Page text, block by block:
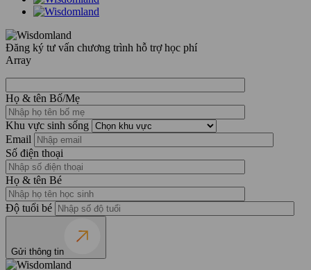
Đăng ký tư vấn chương trình hỗ trợ học phí
Array
Họ & tên Bố/Mẹ
Khu vực sinh sống
Email
Số điện thoại
Họ & tên Bé
Độ tuổi bé
Gửi thông tin